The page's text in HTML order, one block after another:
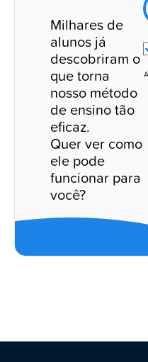
Milhares de
alunos já
descobriram o
que torna
nosso método
de ensino tão
eficaz.
Quer ver como
ele pode
funcionar para
você?